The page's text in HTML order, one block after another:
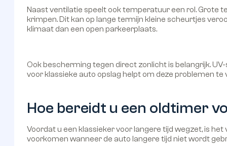
Naast ventilatie speelt ook temperatuur een rol.
krimpen. Dit kan op lange termijn kleine scheurtjes
klimaat dan een open parkeerplaats.
Ook bescherming tegen direct zonlicht is belangrijk.
voor klassieke auto opslag helpt om deze problemen te
Hoe bereidt u een oldtimer
Voordat u een klassieker voor langere tijd wegzet, is
voorkomen wanneer de auto langere tijd niet wordt